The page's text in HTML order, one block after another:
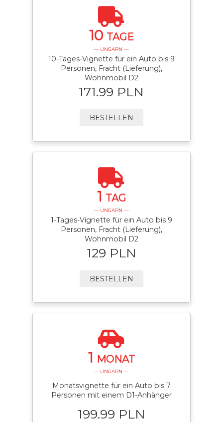
10 TAGE
— UNGARN —
10-Tages-Vignette für ein Auto bis 9
Personen, Fracht (Lieferung),
Wohnmobil D2
171.99 PLN
BESTELLEN
1 TAG
— UNGARN —
1-Tages-Vignette für ein Auto bis 9
Personen, Fracht (Lieferung),
Wohnmobil D2
129 PLN
BESTELLEN
1 MONAT
— UNGARN —
Monatsvignette für ein Auto bis 7
Personen mit einem D1-Anhänger
199.99 PLN